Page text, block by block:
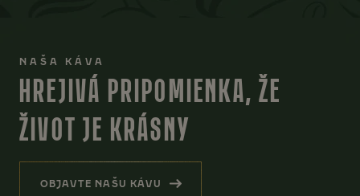
NAŠA KÁVA
HREJIVÁ PRIPOMIENKA, ŽE
ŽIVOT JE KRÁSNY
OBJAVTE NAŠU KÁVU